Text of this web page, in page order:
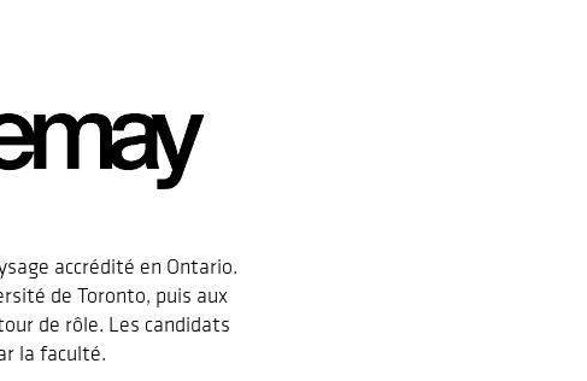
accrédité en Ontario.
de Toronto, puis aux
de rôle. Les candidats
la faculté.